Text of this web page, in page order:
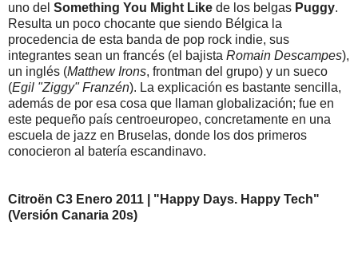
uno del Something You Might Like de los belgas Puggy.
Resulta un poco chocante que siendo Bélgica la
procedencia de esta banda de pop rock indie, sus
integrantes sean un francés (el bajista Romain Descampes),
un inglés (Matthew Irons, frontman del grupo) y un sueco
(Egil "Ziggy" Franzén). La explicación es bastante sencilla,
además de por esa cosa que llaman globalización; fue en
este pequeño país centroeuropeo, concretamente en una
escuela de jazz en Bruselas, donde los dos primeros
conocieron al batería escandinavo.
Citroën C3 Enero 2011 | "Happy Days. Happy Tech"
(Versión Canaria 20s)